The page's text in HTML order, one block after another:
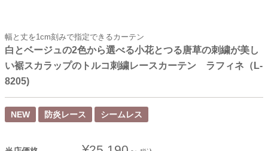
幅と丈を1cm刻みで指定できるカーテン
白とベージュの2色から選べる小花とつる唐草の刺繍が美し
い裾スカラップのトルコ刺繍レースカーテン ラフィネ（L-
8205)
NEW 防炎レース シームレス